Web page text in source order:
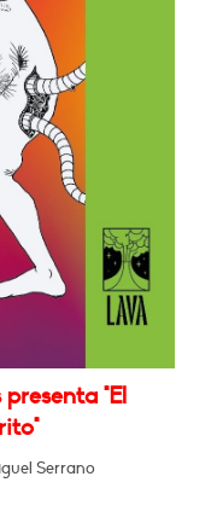
"El
Serrano